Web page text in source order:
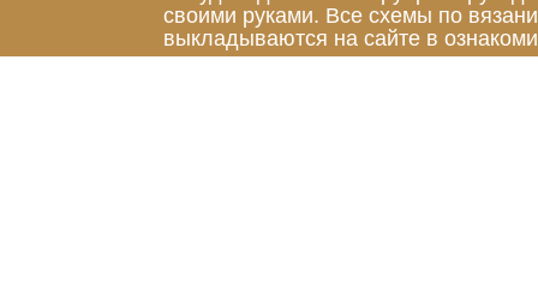
своими руками. Все схемы по
выкладываются на сайте в